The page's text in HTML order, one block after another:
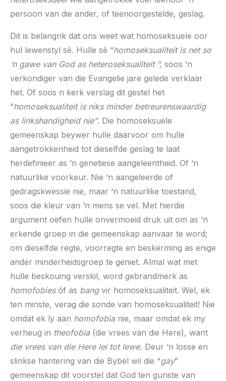
persoon van die ander, of teenoorgestelde, geslag.
Dit is belangrik dat ons weet wat homoseksuele oor
hul lewenstyl sê. Hulle sê “homoseksualiteit is net so
‘n gawe van God as heteroseksualiteit ”, soos ‘n
verkondiger van die Evangelie jare gelede verklaar
het. Of soos n kerk verslag dit gestel het
“homoseksualiteit is niks minder betreurenswaardig
as linkshandigheid nie”. Die homoseksuele
gemeenskap beywer hulle daarvoor om hulle
aangetrokkenheid tot dieselfde geslag te laat
herdefinieer as ‘n genetiese aangeleentheid. Of ‘n
natuurlike voorkeur. Nie ‘n aangeleerde of
gedragskwessie nie, maar ‘n natuurlike toestand,
soos die kleur van ‘n mens se vel. Met hierdie
argument oefen hulle onvermoeid druk uit om as ‘n
erkende groep in die gemeenskap aanvaar te word;
om dieselfde regte, voorregte en beskerming as enige
ander minderheidsgroep te geniet. Almal wat met
hulle beskouing verskil, word gebrandmerk as
homofobiesóf as bangvir homoseksualiteit. Wel, ek
ten minste, verag die sonde van homoseksualiteit! Nie
omdat ek ly aan homofobianie, maar omdat ek my
verheug in theofobia(die vrees van die Here), want
die vrees van die Here lei tot lewe. Deur ‘n losse en
slinkse hantering van die Bybel wil die “gay”
gemeenskap dit voorstel dat God ten gunste van